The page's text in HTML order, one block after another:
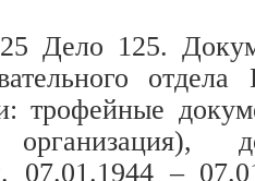
Дело 125.
отдела
трофейные
07.01.1944 –